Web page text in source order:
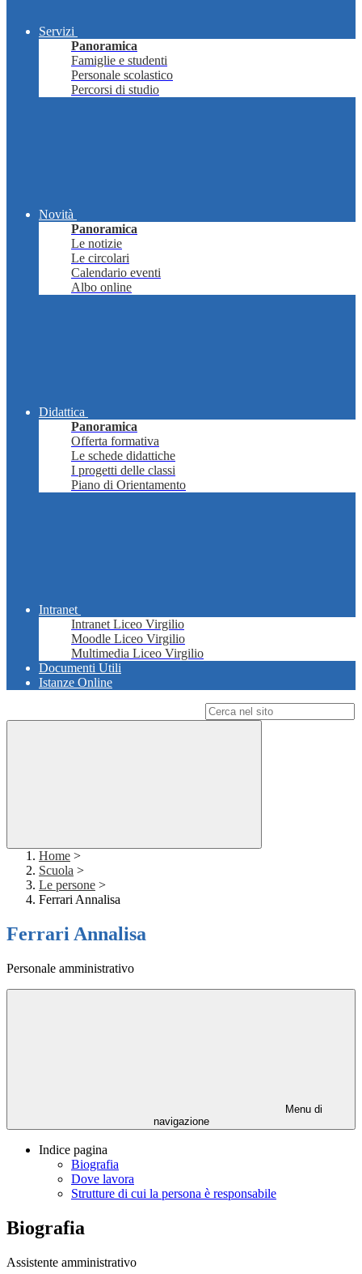
Servizi
Panoramica
Famiglie e studenti
Personale scolastico
Percorsi di studio
Novità
Panoramica
Le notizie
Le circolari
Calendario eventi
Albo online
Didattica
Panoramica
Offerta formativa
Le schede didattiche
I progetti delle classi
Piano di Orientamento
Intranet
Intranet Liceo Virgilio
Moodle Liceo Virgilio
Multimedia Liceo Virgilio
Documenti Utili
Istanze Online
Home >
Scuola >
Le persone >
Ferrari Annalisa
Ferrari Annalisa
Personale amministrativo
Menu di
navigazione
Indice pagina
Biografia
Dove lavora
Strutture di cui la persona è responsabile
Biografia
Assistente amministrativo